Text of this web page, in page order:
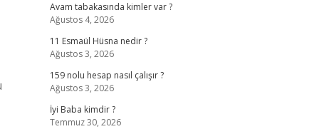
Avam tabakasında kimler var ?
Ağustos 4, 2026
11 Esmaül Hüsna nedir ?
Ağustos 3, 2026
159 nolu hesap nasıl çalışır ?
Ağustos 3, 2026
İyi Baba kimdir ?
Temmuz 30, 2026